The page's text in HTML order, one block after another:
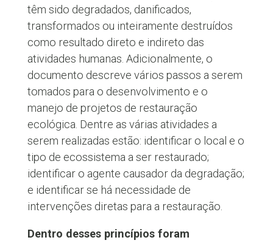
têm sido degradados, danificados,
transformados ou inteiramente destruídos
como resultado direto e indireto das
atividades humanas. Adicionalmente, o
documento descreve vários passos a serem
tomados para o desenvolvimento e o
manejo de projetos de restauração
ecológica. Dentre as várias atividades a
serem realizadas estão: identificar o local e o
tipo de ecossistema a ser restaurado;
identificar o agente causador da degradação;
e identificar se há necessidade de
intervenções diretas para a restauração.
Dentro desses princípios foram